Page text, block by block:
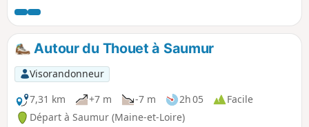
Autour du Thouet à Saumur
Visorandonneur
7,31 km
+7 m -7 m 2h 05
Facile
Départ à Saumur (Maine-et-Loire)